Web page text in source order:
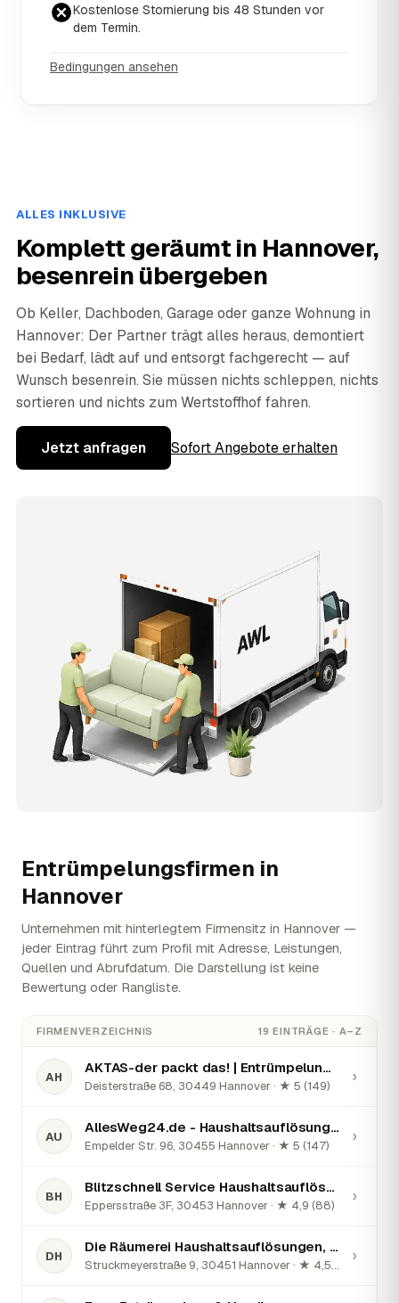
Kostenlose Stornierung bis 48 Stunden vor
dem Termin.
Bedingungen ansehen
ALLES INKLUSIVE
Komplett geräumt in Hannover,
besenrein übergeben
Ob Keller, Dachboden, Garage oder ganze Wohnung in
Hannover: Der Partner trägt alles heraus, demontiert
bei Bedarf, lädt auf und entsorgt fachgerecht — auf
Wunsch besenrein. Sie müssen nichts schleppen, nichts
sortieren und nichts zum Wertstoffhof fahren.
Jetzt anfragen Sofort Angebote erhalten
Entrümpelungsfirmen in
Hannover
Unternehmen mit hinterlegtem Firmensitz in Hannover —
jeder Eintrag führt zum Profil mit Adresse, Leistungen,
Quellen und Abrufdatum. Die Darstellung ist keine
Bewertung oder Rangliste.
FIRMENVERZEICHNIS 19 EINTRÄGE · A–Z
AH
AKTAS-der packt das! | Entrümpelung & Haushaltsauflösung
Deisterstraße 68, 30449 Hannover · ★ 5 (149)
›
AU
AllesWeg24.de - Haushaltsauflösungen Entrümpelungen Hannover & Umzüge
Empelder Str. 96, 30455 Hannover · ★ 5 (147)
›
BH
Blitzschnell Service Haushaltsauflösungen, Entrümpelungen, Wohnungsauflösungen Hannover
Eppersstraße 3F, 30453 Hannover · ★ 4,9 (88)
›
DH
Die Räumerei Haushaltsauflösungen, Wohnungsauflösungen und Entrümpelungen Hannover
Struckmeyerstraße 9, 30451 Hannover · ★ 4,5 (37)
›